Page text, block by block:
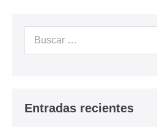
Entradas recientes